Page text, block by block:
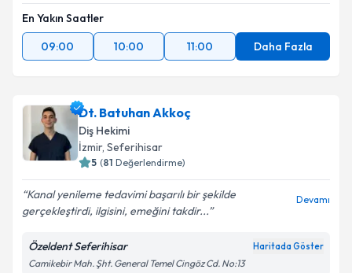
En Yakın Saatler
09:00
10:00 11:00 Daha Fazla
Dt. Batuhan Akkoç
Diş Hekimi
İzmir, Seferihisar
5 (81 Değerlendirme)
Kanal yenileme tedavimi başarılı bir şekilde
gerçekleştirdi, ilgisini, emeğini takdir...
Devamı
Özeldent Seferihisar Haritada Göster
Camikebir Mah. Şht. General Temel Cingöz Cd. No:13